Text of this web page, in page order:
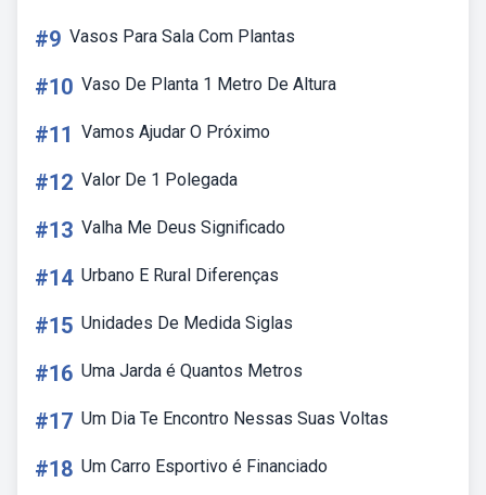
#9 Vasos Para Sala Com Plantas
#10 Vaso De Planta 1 Metro De Altura
#11 Vamos Ajudar O Próximo
#12 Valor De 1 Polegada
#13 Valha Me Deus Significado
#14 Urbano E Rural Diferenças
#15 Unidades De Medida Siglas
#16 Uma Jarda é Quantos Metros
#17 Um Dia Te Encontro Nessas Suas Voltas
#18 Um Carro Esportivo é Financiado